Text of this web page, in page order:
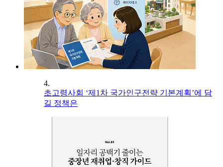
4.
초고령사회 ‘제1차 국가인구전략 기본계획’에 담
길 정책은